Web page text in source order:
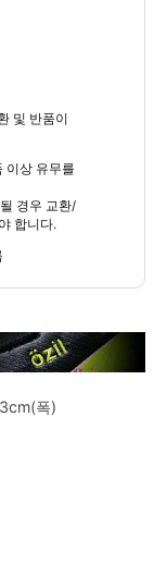
및 반품이
이상 유무를
경우 교환/
합니다.
폭)